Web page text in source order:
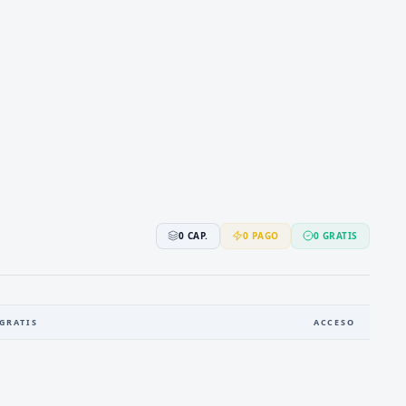
0 CAP. 0 PAGO 0 GRATIS
ACCESO